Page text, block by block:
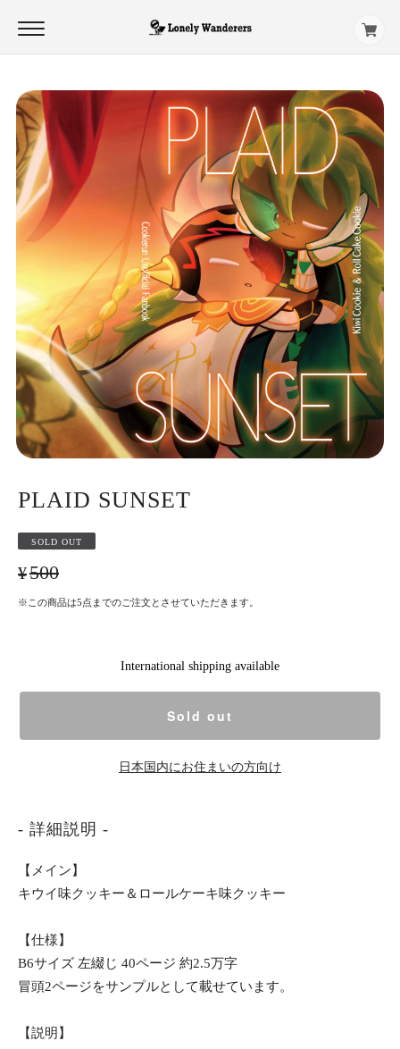
PLAID SUNSET
SOLD OUT
¥500
※この商品は5点までのご注文とさせていただきます。
International shipping available
Sold out
日本国内にお住まいの方向け
- 詳細説明 -
【メイン】
キウイ味クッキー＆ロールケーキ味クッキー
【仕様】
B6サイズ 左綴じ 40ページ 約2.5万字
冒頭2ページをサンプルとして載せています。
【説明】